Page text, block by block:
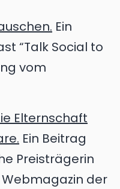
Ein
“Talk Social to
vom
Elternschaft
Ein Beitrag
Preisträgerin
Webmagazin der